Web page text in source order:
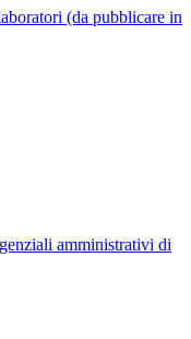
(da pubblicare in
amministrativi di